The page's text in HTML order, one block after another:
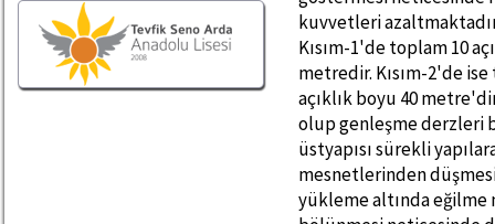
kuvvetleri
Kısım-1'de toplam 10
metredir. Kısım-2'de
açıklık boyu 40
olup genleşme derzleri
üstyapısı sürekli
mesnetlerinden düşmesi
yükleme altında eğilme